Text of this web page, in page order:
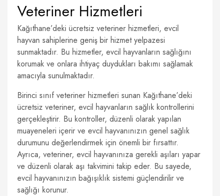
Veteriner Hizmetleri
Kağıthane’deki ücretsiz veteriner hizmetleri, evcil
hayvan sahiplerine geniş bir hizmet yelpazesi
sunmaktadır. Bu hizmetler, evcil hayvanların sağlığını
korumak ve onlara ihtiyaç duydukları bakımı sağlamak
amacıyla sunulmaktadır.
Birinci sınıf veteriner hizmetleri sunan Kağıthane’deki
ücretsiz veteriner, evcil hayvanların sağlık kontrollerini
gerçekleştirir. Bu kontroller, düzenli olarak yapılan
muayeneleri içerir ve evcil hayvanınızın genel sağlık
durumunu değerlendirmek için önemli bir fırsattır.
Ayrıca, veteriner, evcil hayvanınıza gerekli aşıları yapar
ve düzenli olarak aşı takvimini takip eder. Bu sayede,
evcil hayvanınızın bağışıklık sistemi güçlendirilir ve
sağlığı korunur.